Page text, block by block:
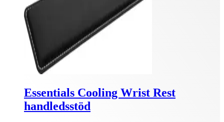
Essentials Cooling Wrist Rest
handledsstöd